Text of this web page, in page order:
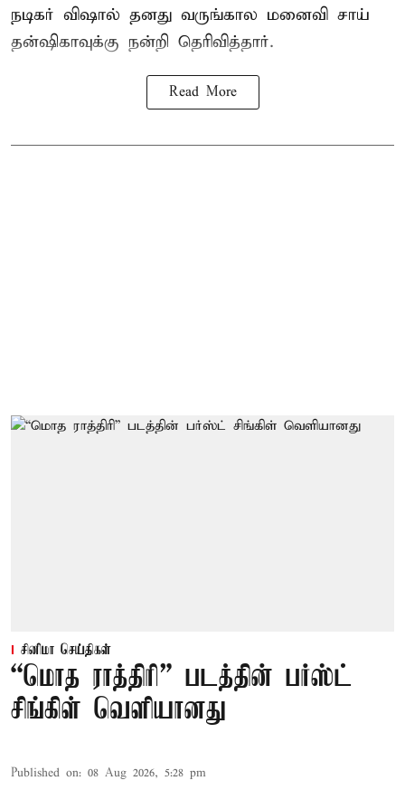
நடிகர் விஷால் தனது வருங்கால மனைவி சாய்
தன்ஷிகாவுக்கு நன்றி தெரிவித்தார்.
Read More
சினிமா செய்திகள்
“மொத ராத்திரி” படத்தின் பர்ஸ்ட்
சிங்கிள் வெளியானது
Published on: 08 Aug 2026, 5:28 pm